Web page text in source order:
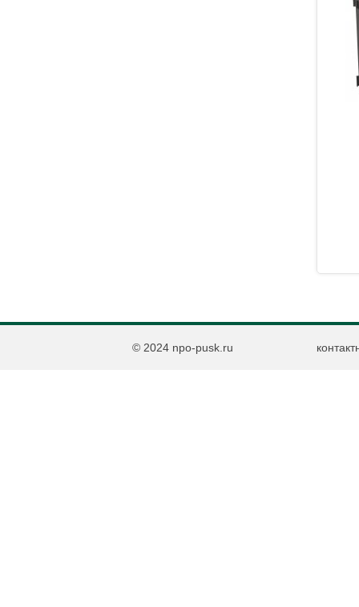
© 2024 npo-pusk.ru